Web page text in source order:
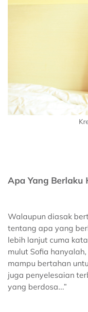
Apa Yang Berlaku
Walaupun diasak
tentang apa yang
lebih lanjut cuma
mulut Sofia
mampu bertahan
juga penyelesaian
yang berdosa...”